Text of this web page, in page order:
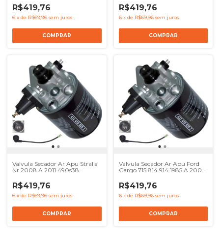
4324100000 504120057
R$419,76
6 x de R$69,96 sem juros
4324100000 504120057
R$419,76
6 x de R$69,96 sem juros
Valvula Secador Ar Apu Stralis
Nr 2008 A 2011 490s38
4324100000 504120057
R$419,76
6 x de R$69,96 sem juros
Valvula Secador Ar Apu Ford
Cargo 715 814 914 1985 A 2000
4324100000 504120057
R$419,76
6 x de R$69,96 sem juros